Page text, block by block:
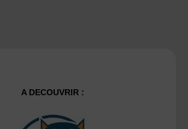
A DECOUVRIR :